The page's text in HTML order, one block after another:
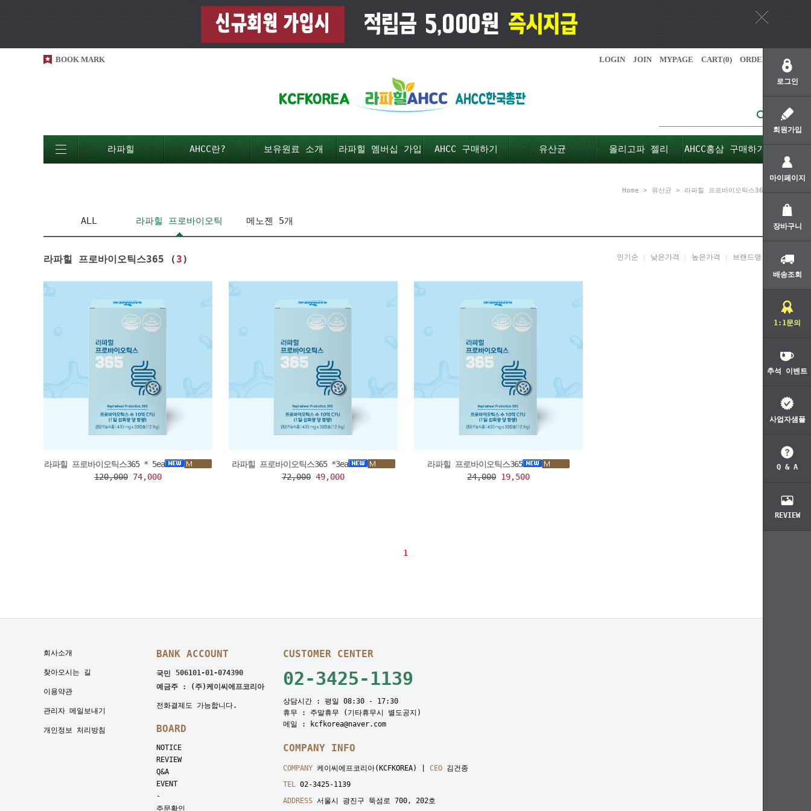
로그인
회원가입
마이페이지
장바구니
배송조회
1:1문의
추석 이벤트
사업자샘플
Q & A
REVIEW
BOOK MARK LOGIN JOIN MYPAGE CART(0) ORDER
라파힐 AHCC란? 보유원료 소개 라파힐 멤버십 가입 AHCC 구매하기 유산균 올리고파 젤리 AHCC홍삼 구매하기
Home > 유산균 > 라파힐 프로바이오틱스365
ALL 라파힐 프로바이오틱 메노젠 5개
라파힐 프로바이오틱스365 ( 3) 인기순 낮은가격 높은가격 브랜드명
라파힐 프로바이오틱스365 * 5ea
120,000 74,000
라파힐 프로바이오틱스365 *3ea
72,000 49,000
라파힐 프로바이오틱스365
24,000 19,500
1
회사소개
찾아오시는 길
이용약관
관리자 메일보내기
개인정보 처리방침
BANK ACCOUNT
국민
506101-01-074390
예금주 : (주)케이씨에프코리아
전화결제도 가능합니다.
BOARD
NOTICE
REVIEW
Q&A
EVENT
-
주문확인
CUSTOMER CENTER
02-3425-1139
상담시간 : 평일 08:30 - 17:30
휴무 : 주말휴무 (기타휴무시 별도공지)
메일 : kcfkorea@naver.com
COMPANY INFO
COMPANY 케이씨에프코리아(KCFKOREA) | CEO 김건종
TEL 02-3425-1139
ADDRESS 서울시 광진구 뚝섬로 700, 202호